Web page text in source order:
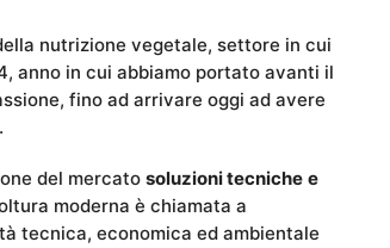
nutrizione vegetale, settore in cui
anno in cui abbiamo portato avanti il
fino ad arrivare oggi ad avere
del mercato soluzioni tecniche e
moderna è chiamata a
tecnica, economica ed ambientale